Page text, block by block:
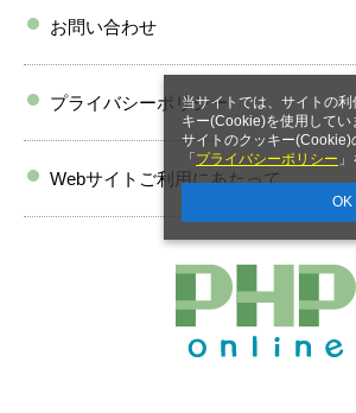
当サイトでは、サイトの
キー(Cookie)を使用してい
サイトのクッキー(Cookie)
「 プライバシーポリシー
OK
お問い合わせ
プライバシーポリシー
Webサイトご利用にあたって